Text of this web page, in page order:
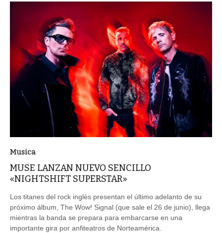
Musica
MUSE LANZAN NUEVO SENCILLO
«NIGHTSHIFT SUPERSTAR»
Los titanes del rock inglés presentan el último adelanto de su
próximo álbum, The Wow! Signal (que sale el 26 de junio), llega
mientras la banda se prepara para embarcarse en una
importante gira por anfiteatros de Norteamérica.